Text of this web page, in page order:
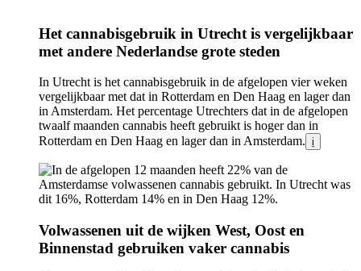
Infogram
Het cannabisgebruik in Utrecht is vergelijkbaar
met andere Nederlandse grote steden
In Utrecht is het cannabisgebruik in de afgelopen vier weken
vergelijkbaar met dat in Rotterdam en Den Haag en lager dan
in Amsterdam. Het percentage Utrechters dat in de afgelopen
twaalf maanden cannabis heeft gebruikt is hoger dan in
Rotterdam en Den Haag en lager dan in Amsterdam. i
Image
Volwassenen uit de wijken West, Oost en
Binnenstad gebruiken vaker cannabis